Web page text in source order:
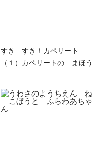
すき すき！カペリート
（１）カペリートの まほう